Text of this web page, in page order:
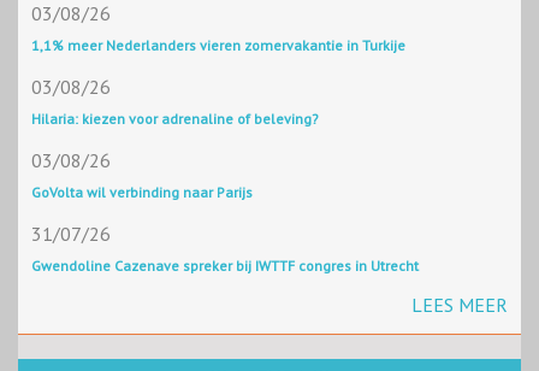
03/08/26
1,1% meer Nederlanders vieren zomervakantie in Turkije
03/08/26
Hilaria: kiezen voor adrenaline of beleving?
03/08/26
GoVolta wil verbinding naar Parijs
31/07/26
Gwendoline Cazenave spreker bij IWTTF congres in Utrecht
LEES MEER